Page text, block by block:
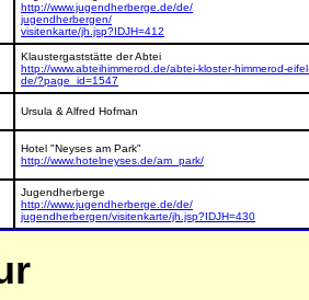
http://www.jugendherberge.de/de/
jugendherbergen/
visitenkarte/jh.jsp?IDJH=412
Klaustergaststätte der Abtei
http://www.abteihimmerod.de/abtei-kloster-himmerod-
de/?page_id=1547
Ursula & Alfred Hofman
Hotel "Neyses am Park"
http://www.hotelneyses.de/am_park/
Jugendherberge
http://www.jugendherberge.de/de/
jugendherbergen/visitenkarte/jh.jsp?IDJH=430